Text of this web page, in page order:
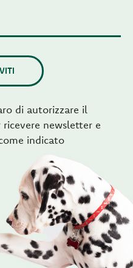
di autorizzare il
newsletter e
indicato